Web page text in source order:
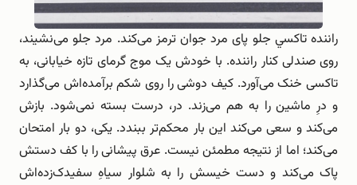
راننده تاكسي جلو پای مرد جوان ترمز می‌کند. مرد جلو می‌نشیند،
روی صندلی كنار راننده. با خودش یک موج گرمای تازه خیابانی، به
تاکسی خنک می‌آورد. کیف دوشی را روی شکم برآمده‌اش می‌گذارد
و درِ ماشین را به هم می‌زند. در، درست بسته نمی‌شود. بازش
می‌کند و سعی می‌کند این بار محکم‌تر ببندد. یکی، دو بار امتحان
می‌کند؛ اما از نتیجه مطمئن نیست. عرق پیشانی را با کف دستش
پاک می‌کند و دست خیسش را به شلوار سیاهِ سفیدک‌زده‌اش